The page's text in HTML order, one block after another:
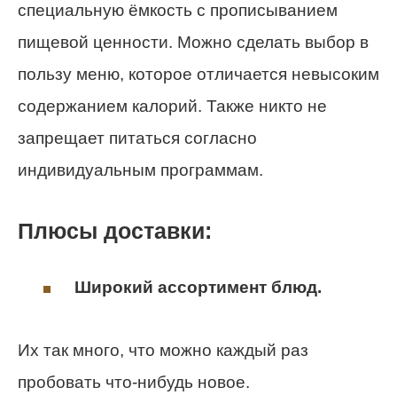
специальную ёмкость с прописыванием
пищевой ценности. Можно сделать выбор в
пользу меню, которое отличается невысоким
содержанием калорий. Также никто не
запрещает питаться согласно
индивидуальным программам.
Плюсы доставки:
Широкий ассортимент блюд.
Их так много, что можно каждый раз
пробовать что-нибудь новое.